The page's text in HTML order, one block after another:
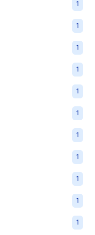
1
1
1
1
1
1
1
1
1
1
1